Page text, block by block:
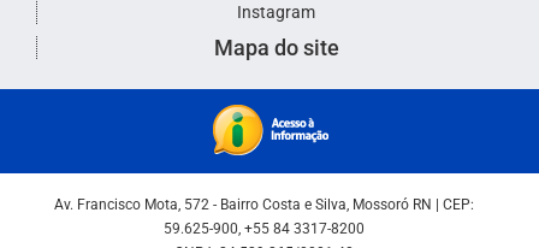
Instagram
Mapa do site
Av. Francisco Mota, 572 - Bairro Costa e Silva, Mossoró RN | CEP:
59.625-900, +55 84 3317-8200